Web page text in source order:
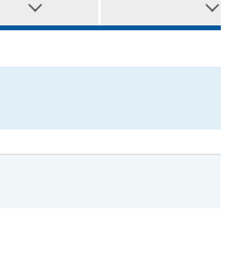
100,000